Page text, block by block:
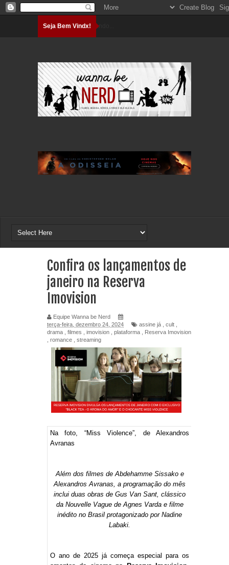
Seja Bem Vindx!Carregando...
Confira os lançamentos de
janeiro na Reserva
Imovision
Equipe Wanna be Nerd
terça-feira, dezembro 24, 2024
assine já cult
drama
filmes imovision plataforma
Reserva Imovision
romance streaming
Na foto, “Miss Violence”, de Alexandros
Avranas
Além dos filmes de Abdehamme Sissako e
Alexandros Avranas, a programação do mês
inclui duas obras de Gus Van Sant, clássico
da Nouvelle Vague de Agnes Varda e filme
inédito no Brasil protagonizado por Nadine
Labaki.
O ano de 2025 já começa especial para os